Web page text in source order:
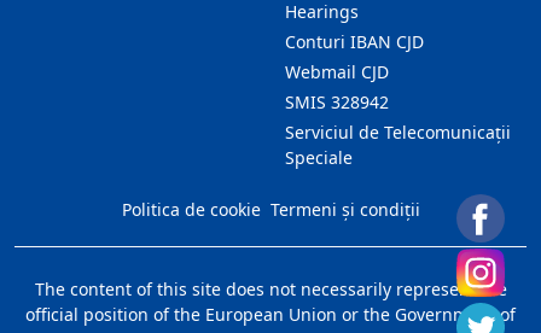
Hearings
Conturi IBAN CJD
Webmail CJD
SMIS 328942
Serviciul de Telecomunicații
Speciale
Politica de cookie Termeni și condiții
The content of this site does not necessarily represent the
official position of the European Union or the Government of